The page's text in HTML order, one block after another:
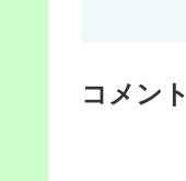
コメント